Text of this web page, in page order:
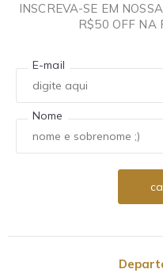
INSCREVA-SE EM
R$50 OFF NA
E-mail
Nome